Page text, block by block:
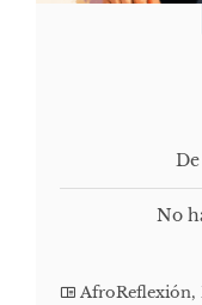
No
AfroReflexión,